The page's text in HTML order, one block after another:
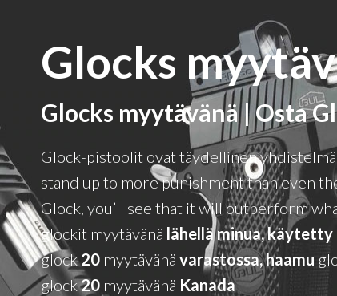
Glocks
Glocks myytävänä | Osta
Glock-pistoolit ovat täydellinen
stand up to more punishment than even
Glock, you’ll see that it will outperform
glockit myytävänä lähellä minua,käytetty
glock20myytävänä varastossa,haamu
glock20myytävänä Kanada